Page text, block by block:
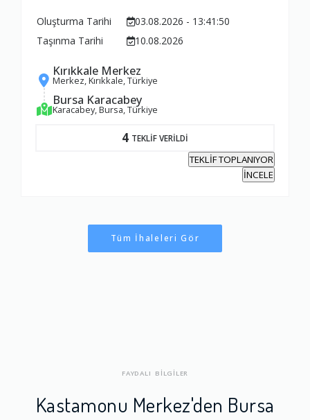
Oluşturma Tarihi
03.08.2026 - 13:41:50
Taşınma Tarihi
10.08.2026
Kırıkkale Merkez
Merkez, Kırıkkale, Türkiye
Bursa Karacabey
Karacabey, Bursa, Türkiye
4 TEKLİF VERİLDİ
TEKLİF TOPLANIYOR
İNCELE
Tüm İhaleleri Gör
FAYDALI BİLGİLER
Kastamonu Merkez'den Bursa